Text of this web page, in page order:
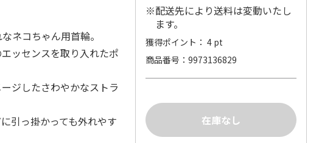
ネコちゃん用首輪。
ッセンスを取り入れたポ
ジしたさわやかなストラ
引っ掛かっても外れやす
※配送先により送料は変動いたし
ます。
獲得ポイント： 4 pt
商品番号
9973136829